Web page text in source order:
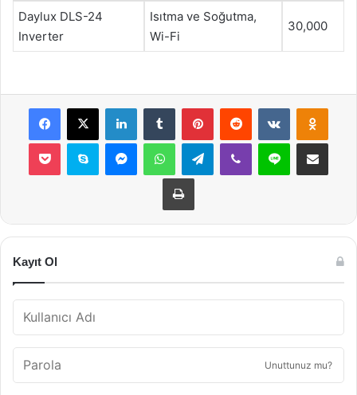
Daylux DLS-24
Inverter
Isıtma ve Soğutma,
Wi-Fi
30,000
Facebook
X LinkedInTumblr PinterestReddit VKontakte
Pocket Skype MessengerWhatsAppTelegramViber Line E-Posta ile
Yazdır
Kayıt Ol
Unuttunuz mu?